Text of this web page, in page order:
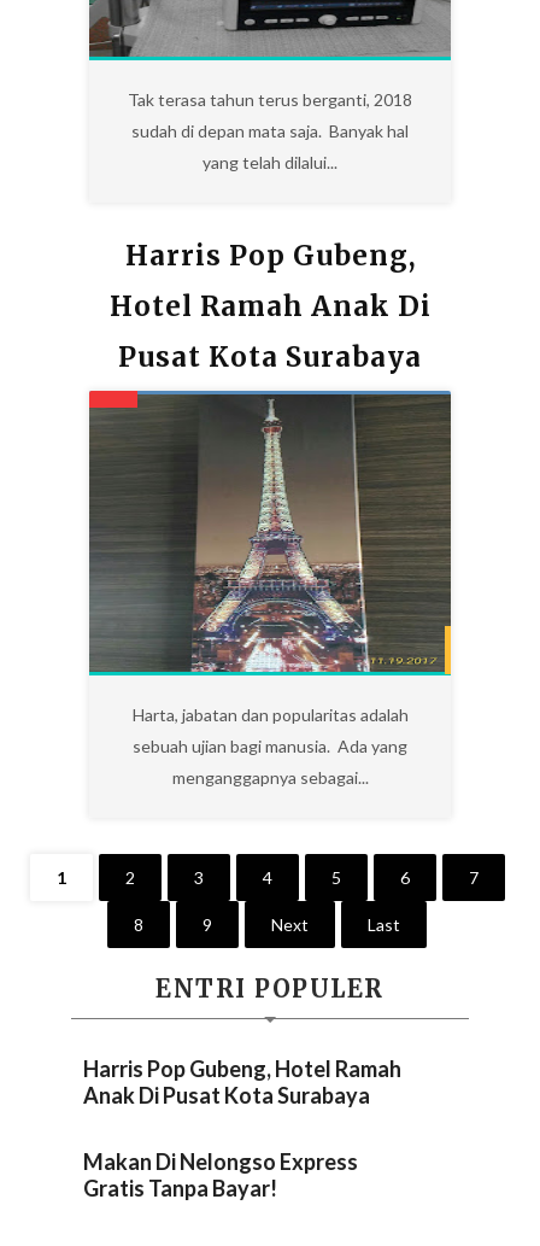
Tak terasa tahun terus berganti, 2018
sudah di depan mata saja. Banyak hal
yang telah dilalui...
Harris Pop Gubeng,
Hotel Ramah Anak Di
Pusat Kota Surabaya
Harta, jabatan dan popularitas adalah
sebuah ujian bagi manusia. Ada yang
menganggapnya sebagai...
1 2 3 4 5 6 7
8 9 Next Last
ENTRI POPULER
Harris Pop Gubeng, Hotel Ramah
Anak Di Pusat Kota Surabaya
Makan Di Nelongso Express
Gratis Tanpa Bayar!